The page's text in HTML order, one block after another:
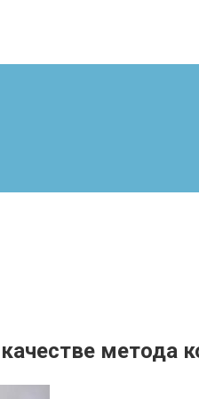
метода